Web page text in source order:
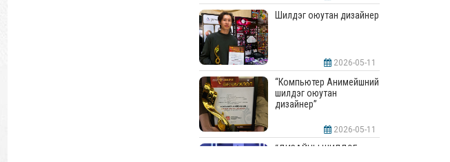
Шилдэг оюутан дизайнер
2026-05-11
“Компьютер Анимейшний
шилдэг оюутан
дизайнер”
2026-05-11
“ДИЗАЙНЫ ШИЛДЭГ